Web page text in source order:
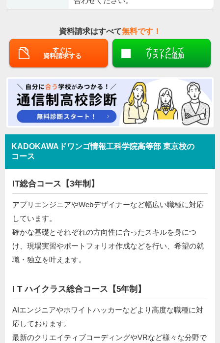
資料請求はすべて無料です！
すぐに
資料請求する
チェックして
リストに追加
KADOKAWAドワンゴ情報工科学院高等部 東京校の
コース
IT総合コース【3年制】
アプリエンジニアやWebデザイナーなど幅広い職種に対応
しています。
確かな基礎とそれぞれの方向性に合ったスキルを身につ
け、現場実習やポートフォリオ作成などを行い、希望の就
職・独立を叶えます。
I T ハイクラス総合コース【5年制】
AIエンジニアやホワイトハッカーなどより高度な職種に対
応しております。
最新のクリエイティブコーディングやVRなど様々な分野で